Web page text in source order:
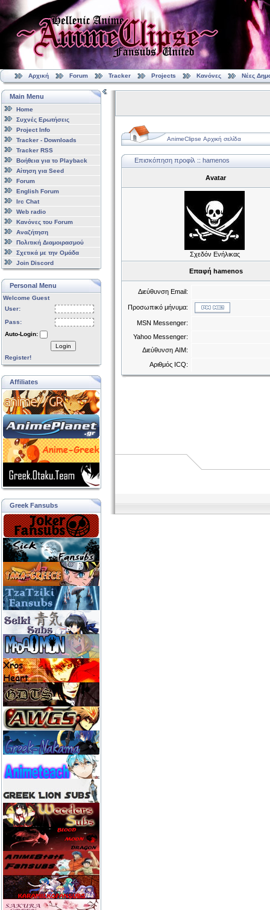
Αρχική Forum Tracker Projects Κανόνες Νέες
Main Menu
Home
Συχνές Ερωτήσεις
Project Info
Tracker - Downloads
Tracker RSS
Βοήθεια για το Playback
Αίτηση για Seed
Forum
English Forum
Irc Chat
Web radio
Κανόνες του Forum
Αναζήτηση
Πολιτική Διαμοιρασμού
Σχετικά με την Ομάδα
Join Discord
Personal Menu
Welcome Guest
User:
Pass:
Auto-Login:
Login
Register!
Affiliates
Greek Fansubs
AnimeClipse Αρχική σελίδα
Επισκόπηση προφίλ :: hamenos
Avatar
Σχεδόν Ενήλικας
Επαφή hamenos
Διεύθυνση Email:
Προσωπικό μήνυμα:
MSN Messenger:
Yahoo Messenger:
Διεύθυνση AIM:
Αριθμός ICQ: